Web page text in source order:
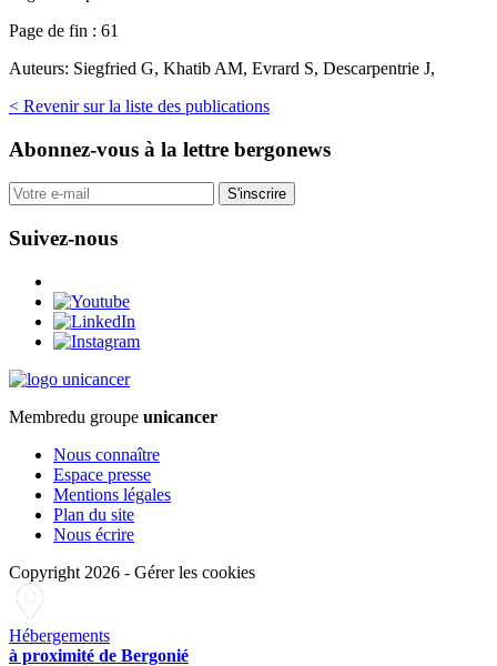
Page de fin : 61
Auteurs: Siegfried G, Khatib AM, Evrard S, Descarpentrie J,
< Revenir sur la liste des publications
Abonnez-vous à la lettre bergonews
S'inscrire
Suivez-nous
Membredu groupe unicancer
Nous connaître
Espace presse
Mentions légales
Plan du site
Nous écrire
Copyright 2026 - Gérer les cookies
Hébergements
à proximité de Bergonié